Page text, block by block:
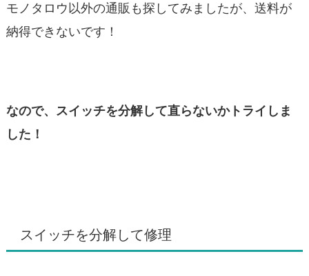
モノタロウ以外の通販も探してみましたが、送料が
納得できないです！
なので、スイッチを分解して直らないかトライしま
した！
スイッチを分解して修理